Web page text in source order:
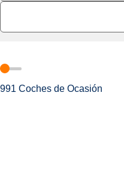
991 Coches de Ocasión